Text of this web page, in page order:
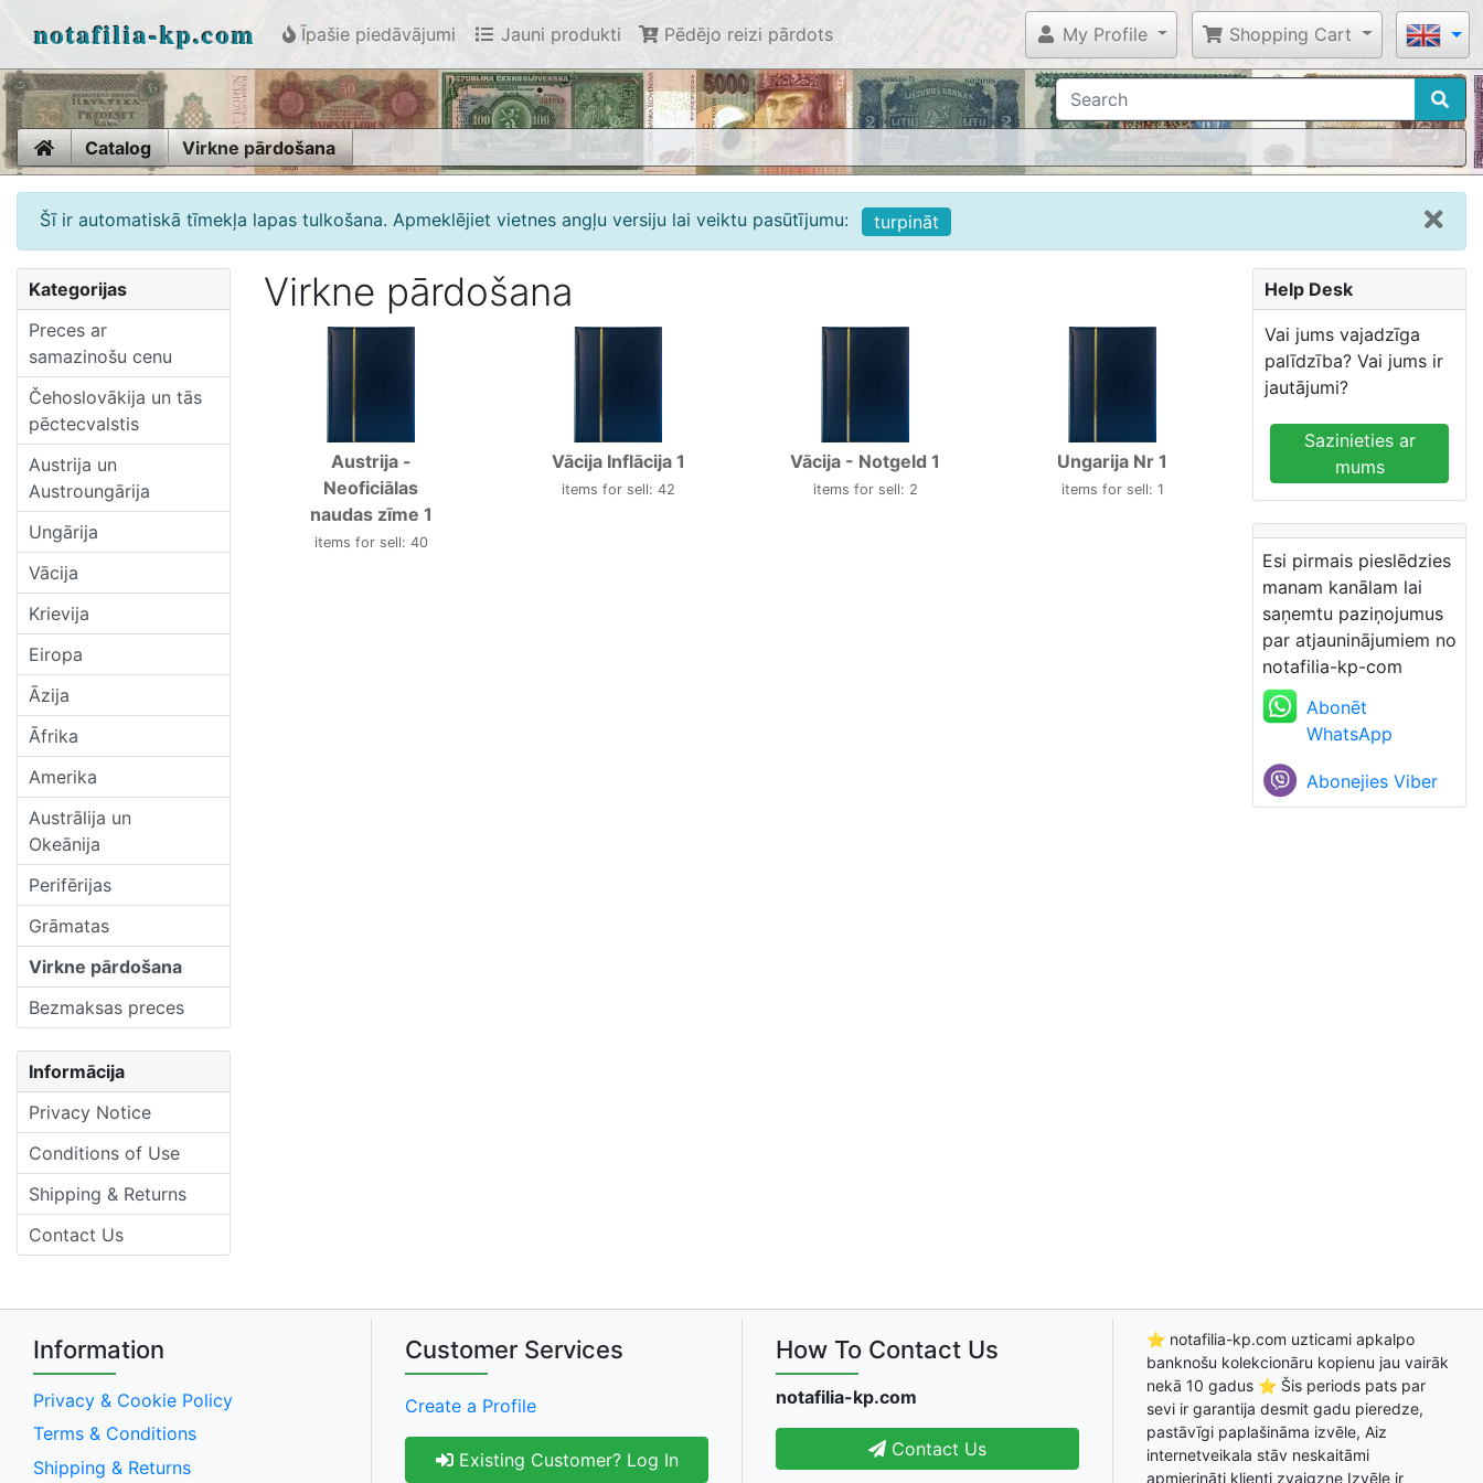
notafilia-kp.com Īpašie piedāvājumi Jauni produkti Pēdējo reizi pārdots My Profile Shopping Cart
HomeCatalog Virkne pārdošana
Šī ir automatiskā tīmekļa lapas tulkošana. Apmeklējiet vietnes angļu versiju lai veiktu pasūtījumu: turpināt
Kategorijas
Preces ar
samazinošu cenu
Čehoslovākija un tās
pēctecvalstis
Austrija un
Austroungārija
Ungārija
Vācija
Krievija
Eiropa
Āzija
Āfrika
Amerika
Austrālija un
Okeānija
Perifērijas
Grāmatas
Virkne pārdošana
Bezmaksas preces
Informācija
Privacy Notice
Conditions of Use
Shipping & Returns
Contact Us
Virkne pārdošana
Austrija -
Neoficiālas
naudas zīme 1
items for sell: 40
Vācija Inflācija 1
items for sell: 42
Vācija - Notgeld 1
items for sell: 2
Ungarija Nr 1
items for sell: 1
Help Desk
Vai jums vajadzīga
palīdzība? Vai jums ir
jautājumi?
Sazinieties ar
mums
Esi pirmais pieslēdzies
manam kanālam lai
saņemtu paziņojumus
par atjauninājumiem no
notafilia-kp-com
Abonēt
WhatsApp
Abonejies Viber
Information
Privacy & Cookie Policy
Terms & Conditions
Shipping & Returns
Customer Services
Create a Profile
Existing Customer? Log In
How To Contact Us
notafilia-kp.com
Contact Us
⭐ notafilia-kp.com uzticami apkalpo
banknošu kolekcionāru kopienu jau vairāk
nekā 10 gadus ⭐ Šis periods pats par
sevi ir garantija desmit gadu pieredze,
pastāvīgi paplašināma izvēle, Aiz
internetveikala stāv neskaitāmi
apmierināti klienti zvaigzne Izvēle ir